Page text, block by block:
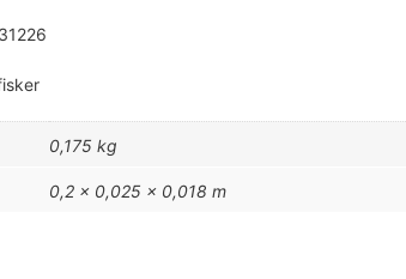
0,175 kg
0,2 × 0,025 × 0,018 m